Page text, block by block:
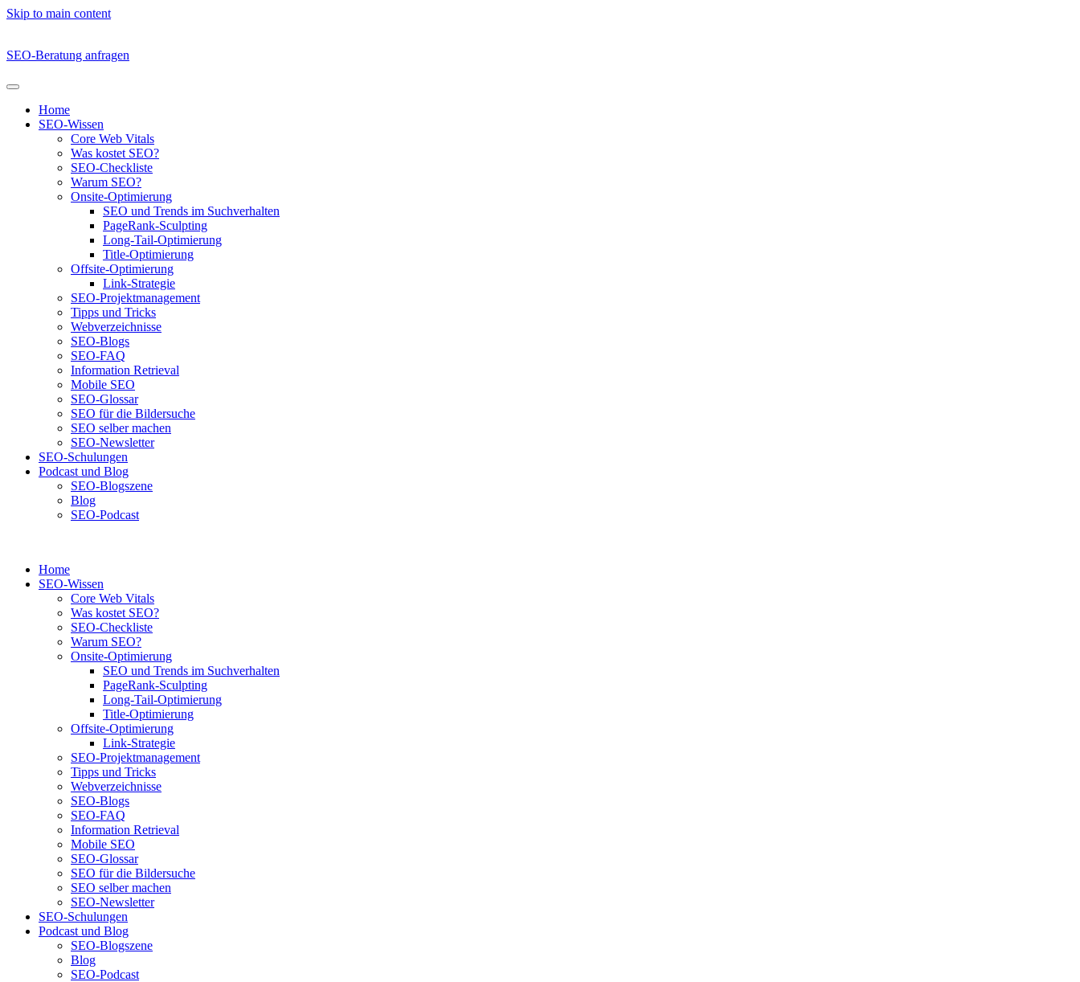
Skip to main content
SEO-Beratung anfragen
Home
SEO-Wissen
Core Web Vitals
Was kostet SEO?
SEO-Checkliste
Warum SEO?
Onsite-Optimierung
SEO und Trends im Suchverhalten
PageRank-Sculpting
Long-Tail-Optimierung
Title-Optimierung
Offsite-Optimierung
Link-Strategie
SEO-Projektmanagement
Tipps und Tricks
Webverzeichnisse
SEO-Blogs
SEO-FAQ
Information Retrieval
Mobile SEO
SEO-Glossar
SEO für die Bildersuche
SEO selber machen
SEO-Newsletter
SEO-Schulungen
Podcast und Blog
SEO-Blogszene
Blog
SEO-Podcast
Home
SEO-Wissen
Core Web Vitals
Was kostet SEO?
SEO-Checkliste
Warum SEO?
Onsite-Optimierung
SEO und Trends im Suchverhalten
PageRank-Sculpting
Long-Tail-Optimierung
Title-Optimierung
Offsite-Optimierung
Link-Strategie
SEO-Projektmanagement
Tipps und Tricks
Webverzeichnisse
SEO-Blogs
SEO-FAQ
Information Retrieval
Mobile SEO
SEO-Glossar
SEO für die Bildersuche
SEO selber machen
SEO-Newsletter
SEO-Schulungen
Podcast und Blog
SEO-Blogszene
Blog
SEO-Podcast